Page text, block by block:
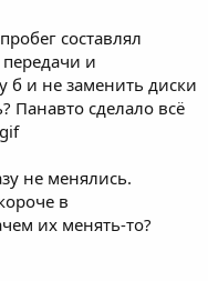
составлял
и
и не заменить диски
Панавто сделало всё
не менялись.
в
их менять-то?